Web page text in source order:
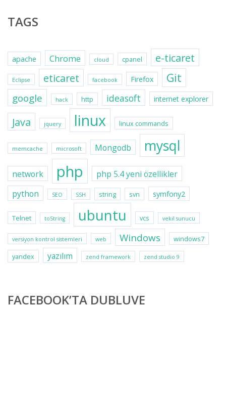
TAGS
apache Chrome cloud cpanel e-ticaret
Eclipse eticaret facebook Firefox Git
google hack http ideasoft internet explorer
Java jquery linux linux commands
memcache microsoft Mongodb mysql
network php
php 5.4 yeni özellikler
python
SEO SSH string svn symfony2
Telnet toString ubuntu vcs vekil sunucu
versiyon kontrol sistemleri web Windows
windows7
yandex
yazılım zend framework zend studio 9
FACEBOOK’TA DUBLUVE